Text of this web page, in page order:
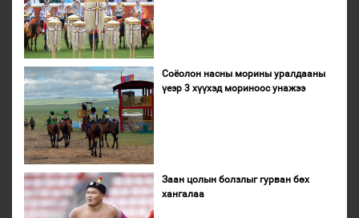
Соёолон насны морины уралдааны
үеэр 3 хүүхэд мориноос унажээ
Заан цолын болзлыг гурван бөх
хангалаа